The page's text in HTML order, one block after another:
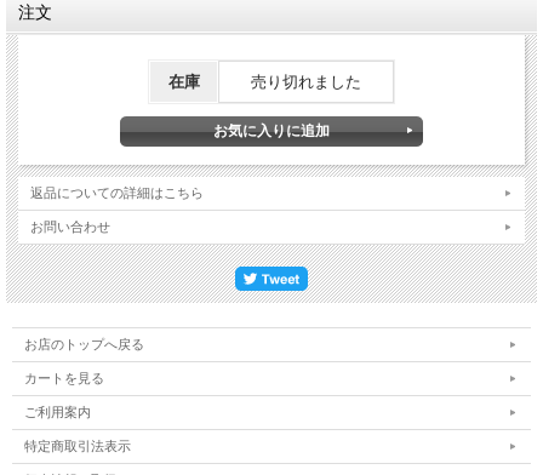
注文
在庫 売り切れました
返品についての詳細はこちら
お問い合わせ
お店のトップへ戻る
カートを見る
ご利用案内
特定商取引法表示